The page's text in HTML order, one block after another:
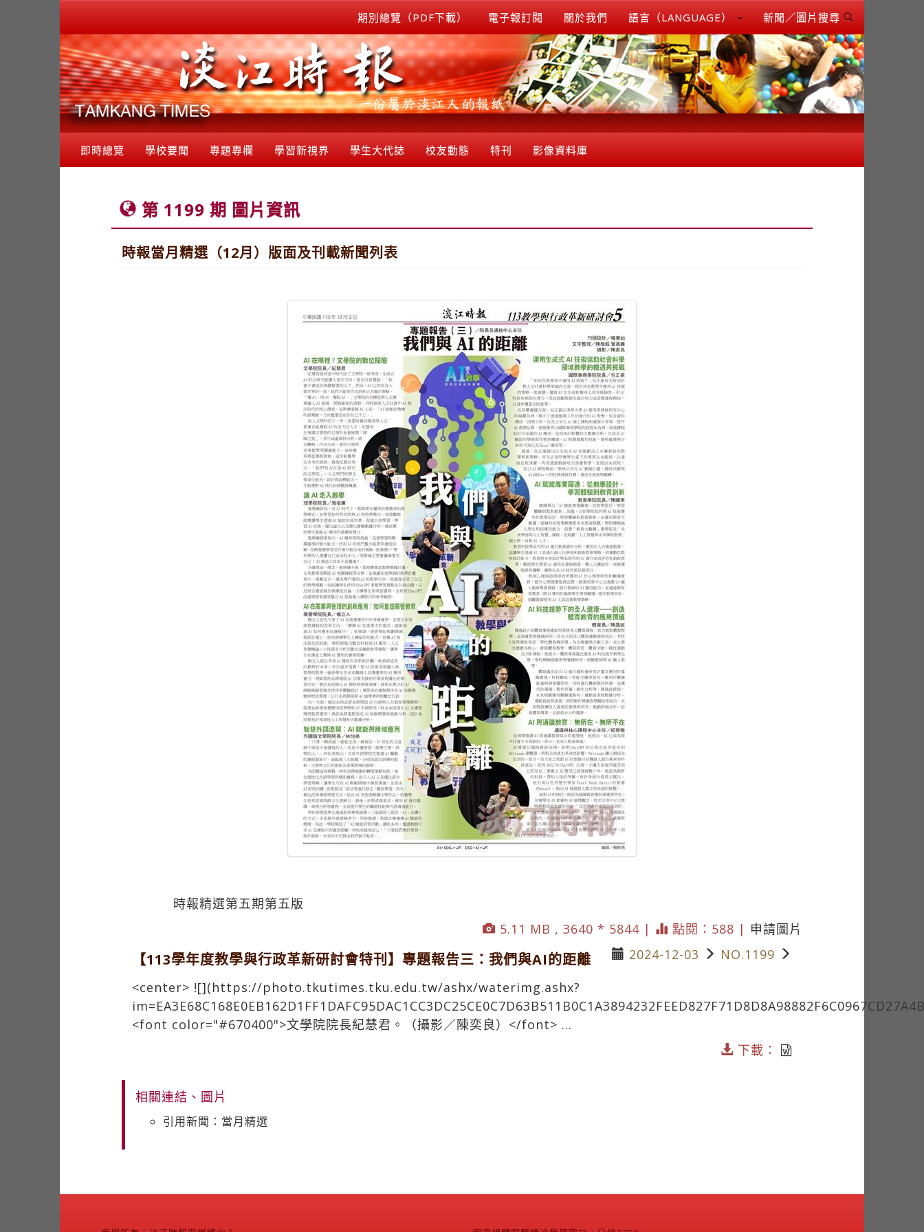
期別總覽（PDF下載） 電子報訂閱 關於我們 語言（LANGUAGE） 新聞／圖片搜尋
即時總覽 學校要聞 專題專欄 學習新視界 學生大代誌 校友動態 特刊 影像資料庫
第 1199 期 圖片資訊
時報當月精選（12月）版面及刊載新聞列表
時報精選第五期第五版
5.11 MB , 3640 * 5844 |
點閱：588 | 申請圖片
【113學年度教學與行政革新研討會特刊】專題報告三：我們與AI的距離 2024-12-03
NO.1199
<center> ![](https://photo.tkutimes.tku.edu.tw/ashx/waterimg.ashx?
<font color="#670400">文學院院長紀慧君。（攝影／陳奕良）</font> ...
下載：
相關連結、圖片
引用新聞：當月精選